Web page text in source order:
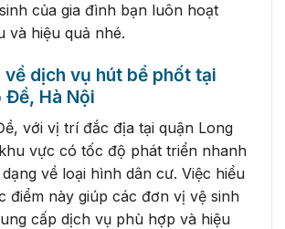
của gia đình bạn luôn hoạt
và hiệu quả nhé.
về dịch vụ hút bể phốt tại
Đề, Hà Nội
với vị trí đắc địa tại quận Long
vực có tốc độ phát triển nhanh
về loại hình dân cư. Việc hiểu
điểm này giúp các đơn vị vệ sinh
cấp dịch vụ phù hợp và hiệu